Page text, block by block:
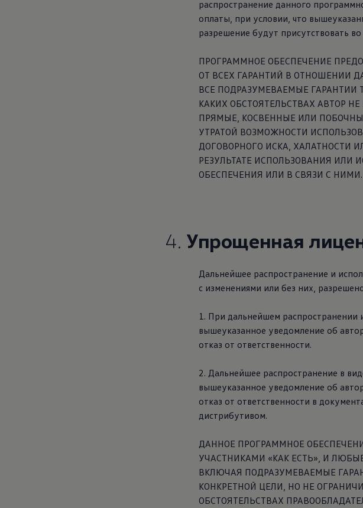
распространение данного
оплаты, при условии, что
разрешение будут присутствовать во
ПРОГРАММНОЕ ОБЕСПЕЧЕНИЕ
ОТ ВСЕХ ГАРАНТИЙ В ОТНОШЕНИИ
ВСЕ ПОДРАЗУМЕВАЕМЫЕ ГАРАНТИИ
КАКИХ ОБСТОЯТЕЛЬСТВАХ АВТОР
ПРЯМЫЕ, КОСВЕННЫЕ ИЛИ
УТРАТОЙ ВОЗМОЖНОСТИ
ДОГОВОРНОГО ИСКА, ХАЛАТНОСТИ
РЕЗУЛЬТАТЕ ИСПОЛЬЗОВАНИЯ ИЛИ
ОБЕСПЕЧЕНИЯ ИЛИ В СВЯЗИ С НИМИ.
4. Упрощенная
Дальнейшее распространение и
с изменениями или без них,
1. При дальнейшем
вышеуказанное уведомление об
отказ от ответственности.
2. Дальнейшее распространение в
вышеуказанное уведомление об
отказ от ответственности в
дистрибутивом.
ДАННОЕ ПРОГРАММНОЕ
УЧАСТНИКАМИ «КАК ЕСТЬ», И
ВКЛЮЧАЯ ПОДРАЗУМЕВАЕМЫЕ
КОНКРЕТНОЙ ЦЕЛИ, НО НЕ
ОБСТОЯТЕЛЬСТВАХ